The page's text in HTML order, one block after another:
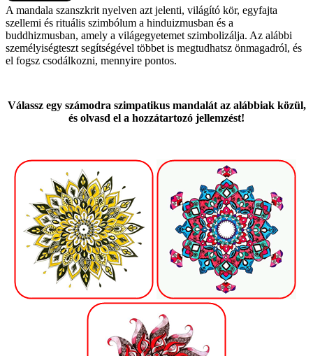
A mandala szanszkrit nyelven azt jelenti, világító kör, egyfajta
szellemi és rituális szimbólum a hinduizmusban és a
buddhizmusban, amely a világegyetemet szimbolizálja. Az alábbi
személyiségteszt segítségével többet is megtudhatsz önmagadról, és
el fogsz csodálkozni, mennyire pontos.
Válassz egy számodra szimpatikus mandalát az alábbiak közül,
és olvasd el a hozzátartozó jellemzést!